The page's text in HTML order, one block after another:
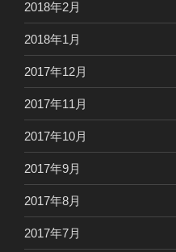
2018年2月
2018年1月
2017年12月
2017年11月
2017年10月
2017年9月
2017年8月
2017年7月